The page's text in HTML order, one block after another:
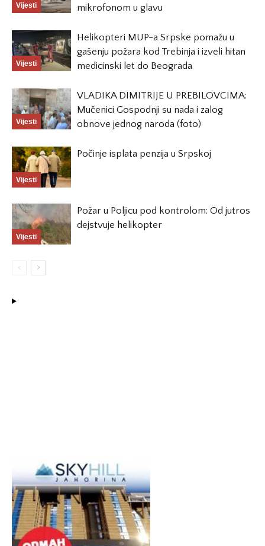
Vijesti
mikrofonom u glavu
Vijesti
Helikopteri MUP-a Srpske pomažu u
gašenju požara kod Trebinja i izveli hitan
medicinski let do Beograda
Vijesti
VLADIKA DIMITRIJE U PREBILOVCIMA:
Mučenici Gospodnji su nada i zalog
obnove jednog naroda (foto)
Vijesti
Počinje isplata penzija u Srpskoj
Vijesti
Požar u Poljicu pod kontrolom: Od jutros
dejstvuje helikopter